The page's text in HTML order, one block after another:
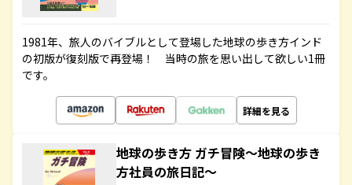
1981年、旅人のバイブルとして登場した地球の歩き方インド
の初版が復刻版で再登場！ 当時の旅を思い出して欲しい1冊
です。
詳細を見る
地球の歩き方 ガチ冒険～地球の歩き
方社員の旅日記～